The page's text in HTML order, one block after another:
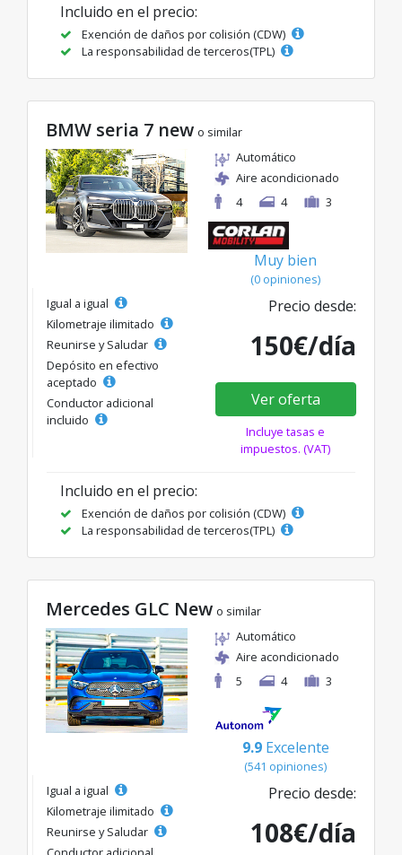
Incluido en el precio:
Exención de daños por colisión (CDW)
La responsabilidad de terceros(TPL)
BMW seria 7 new o similar
Automático
Aire acondicionado
4
4 3
Muy bien
(0 opiniones)
Igual a igual
Kilometraje ilimitado
Reunirse y Saludar
Depósito en efectivo
aceptado
Conductor adicional
incluido
Precio desde:
150€/día
Ver oferta
Incluye tasas e
impuestos. (VAT)
Incluido en el precio:
Exención de daños por colisión (CDW)
La responsabilidad de terceros(TPL)
Mercedes GLC New o similar
Automático
Aire acondicionado
5
4 3
9.9 Excelente
(541 opiniones)
Igual a igual
Kilometraje ilimitado
Reunirse y Saludar
Precio desde:
108€/día